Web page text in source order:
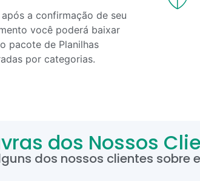
a confirmação de seu
você poderá baixar
pacote de Planilhas
por categorias.
dos Nossos
dos nossos clientes sobre